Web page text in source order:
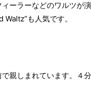
ーラーなどのワルツが
も人気です。
親しまれています。４